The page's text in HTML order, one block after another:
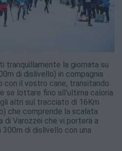
tranquillamente la giornata su
di dislivello) in compagnia
con il vostro cane, transitando
se lottare fino all’ultima caloria
altri sul tracciato di 16Km
che comprende la scalata
di Varozzei che vi porterà a
300m di dislivello con una